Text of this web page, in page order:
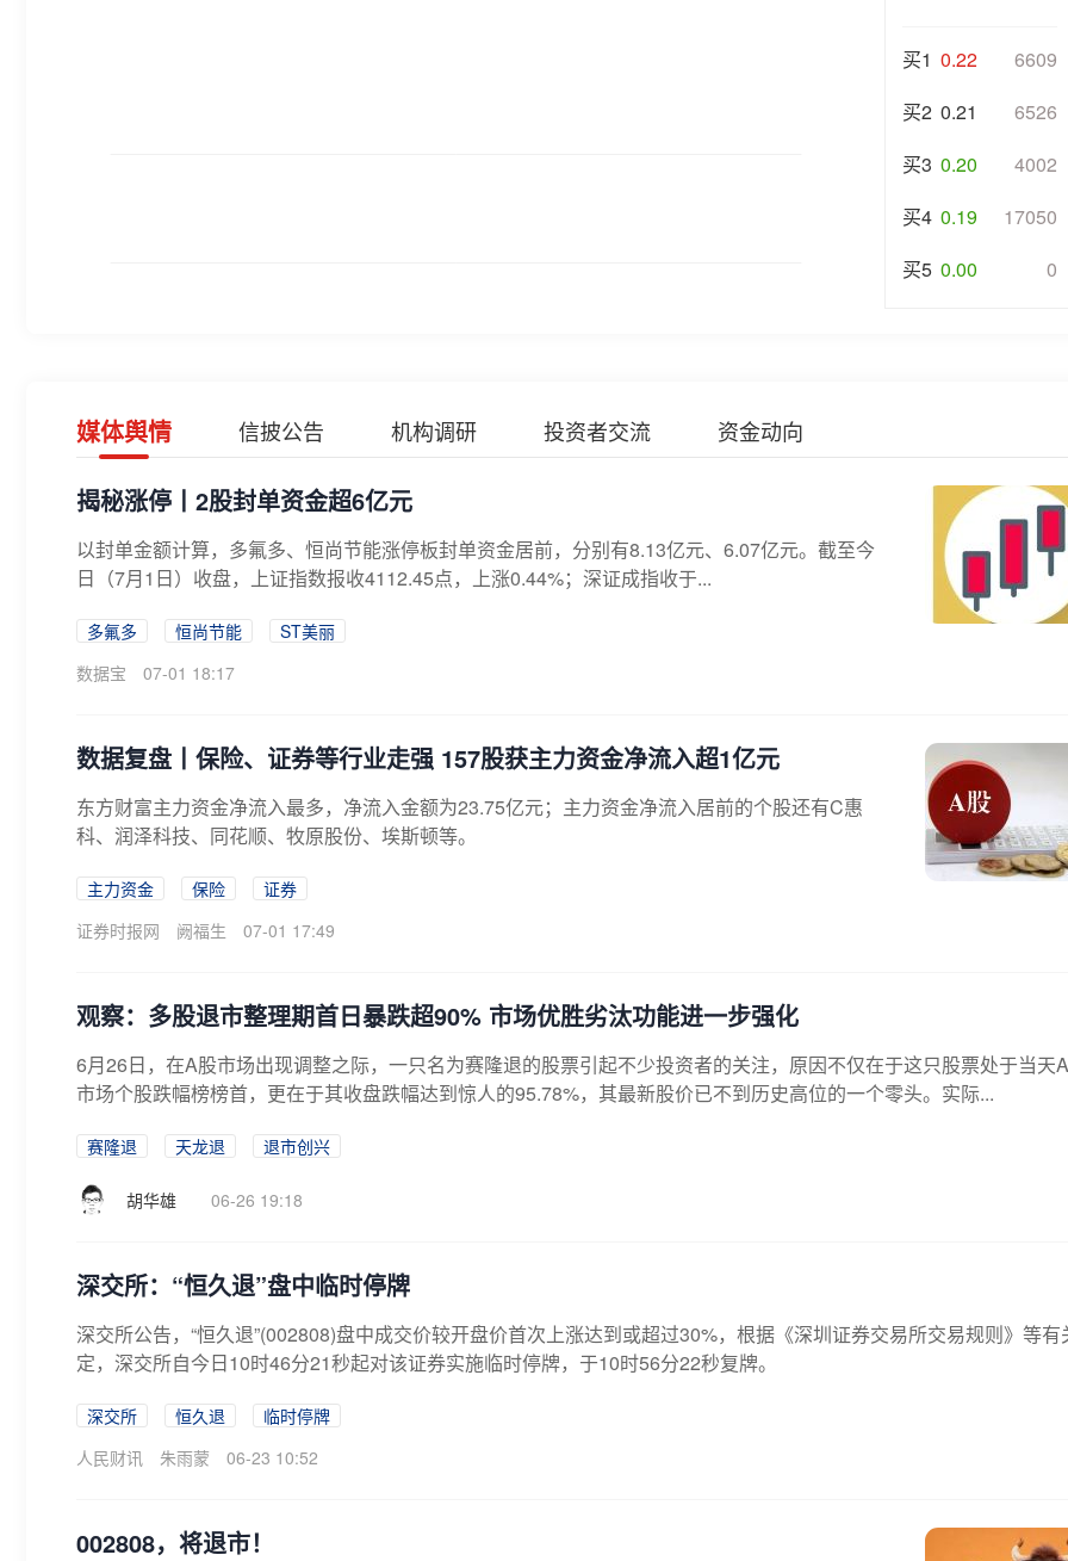
买1 0.22
6609
买2 0.21
6526
买3 0.20
4002
买4 0.19
17050
买5 0.00 0
媒体舆情 信披公告 机构调研 投资者交流 资金动向
揭秘涨停丨2股封单资金超6亿元
以封单金额计算，多氟多、恒尚节能涨停板封单资金居前，分别有8.13亿元、6.07亿元。截至今
日（7月1日）收盘，上证指数报收4112.45点，上涨0.44%；深证成指收于...
多氟多 恒尚节能
ST美丽
数据宝
07-01 18:17
数据复盘丨保险、证券等行业走强 157股获主力资金净流入超1亿元
东方财富主力资金净流入最多，净流入金额为23.75亿元；主力资金净流入居前的个股还有C惠
科、润泽科技、同花顺、牧原股份、埃斯顿等。
主力资金 保险
证券
证券时报网
阙福生 07-01 17:49
观察：多股退市整理期首日暴跌超90% 市场优胜劣汰功能进一步强化
6月26日，在A股市场出现调整之际，一只名为赛隆退的股票引起不少投资者的关注，原因不仅在于这只股票处于当天
市场个股跌幅榜榜首，更在于其收盘跌幅达到惊人的95.78%，其最新股价已不到历史高位的一个零头。实际...
赛隆退 天龙退 退市创兴
胡华雄 06-26 19:18
深交所：“恒久退”盘中临时停牌
深交所公告，“恒久退”(002808)盘中成交价较开盘价首次上涨达到或超过30%，根据《深圳证券交易所交易规则》等有
定，深交所自今日10时46分21秒起对该证券实施临时停牌，于10时56分22秒复牌。
深交所 恒久退
临时停牌
人民财讯
朱雨蒙 06-23 10:52
002808，将退市！